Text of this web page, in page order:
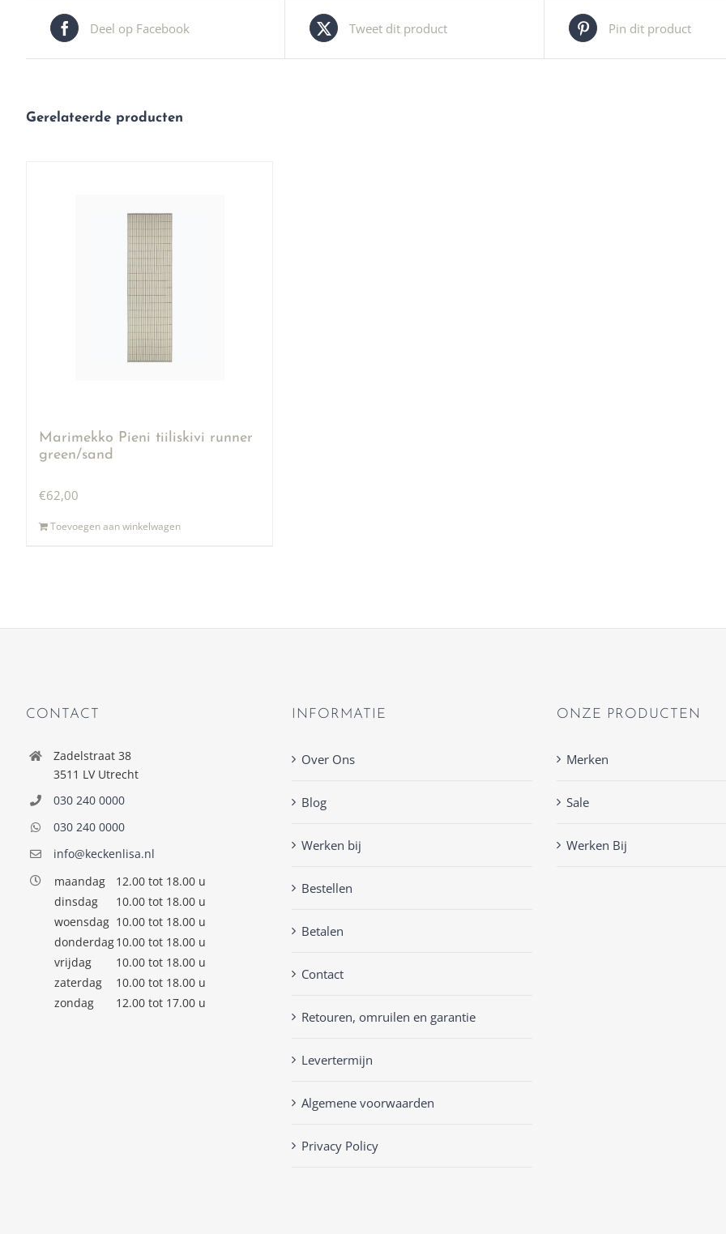
Deel op Facebook Tweet dit product Pin dit product
Gerelateerde producten
Marimekko Pieni tiiliskivi runner
green/sand
€62,00
Toevoegen aan winkelwagen
CONTACT
Zadelstraat 38
3511 LV Utrecht
030 240 0000
030 240 0000
info@keckenlisa.nl
maandag
12.00 tot 18.00 u
dinsdag
10.00 tot 18.00 u
woensdag 10.00 tot 18.00 u
donderdag10.00 tot 18.00 u
vrijdag
10.00 tot 18.00 u
zaterdag
10.00 tot 18.00 u
zondag
12.00 tot 17.00 u
INFORMATIE
Over Ons
Blog
Werken bij
Bestellen
Betalen
Contact
Retouren, omruilen en garantie
Levertermijn
Algemene voorwaarden
Privacy Policy
ONZE PRODUCTEN
Merken
Sale
Werken Bij